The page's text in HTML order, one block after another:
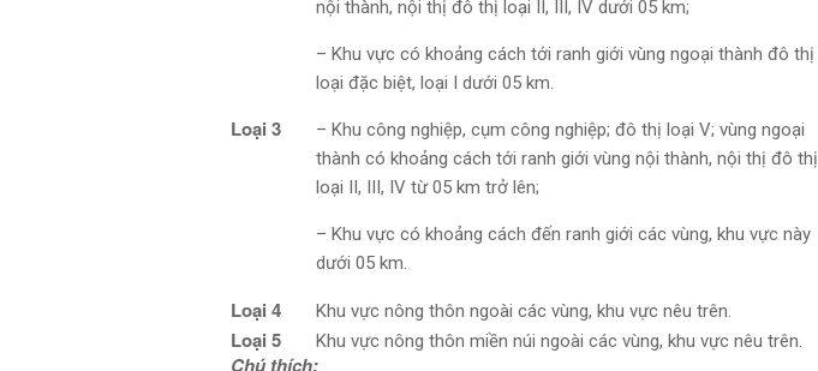
nội thành, nội thị đô thị loại II, III, IV dưới 05 km;
– Khu vực có khoảng cách tới ranh giới vùng ngoại thành đô thị
loại đặc biệt, loại I dưới 05 km.
Loại 3
– Khu công nghiệp, cụm công nghiệp; đô thị loại V; vùng ngoại
thành có khoảng cách tới ranh giới vùng nội thành, nội thị đô thị
loại II, III, IV từ 05 km trở lên;
– Khu vực có khoảng cách đến ranh giới các vùng, khu vực này
dưới 05 km.
Loại 4 Khu vực nông thôn ngoài các vùng, khu vực nêu trên.
Loại 5 Khu vực nông thôn miền núi ngoài các vùng, khu vực nêu trên.
Chú thích: